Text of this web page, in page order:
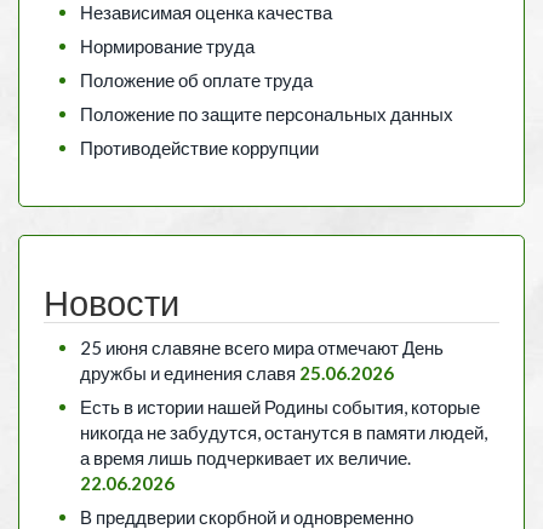
Независимая оценка качества
Нормирование труда
Положение об оплате труда
Положение по защите персональных данных
Противодействие коррупции
Новости
25 июня славяне всего мира отмечают День
дружбы и единения славя 25.06.2026
Есть в истории нашей Родины события, которые
никогда не забудутся, останутся в памяти людей,
а время лишь подчеркивает их величие.
22.06.2026
В преддверии скорбной и одновременно